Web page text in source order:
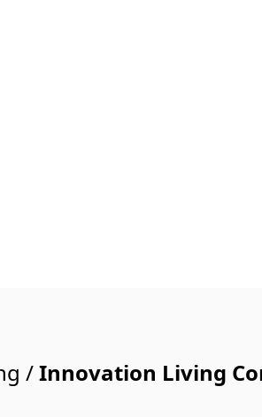
/Innovation Living